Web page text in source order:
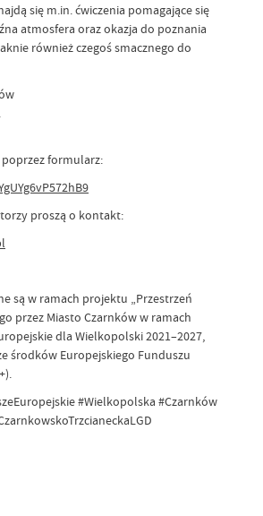
się m.in. ćwiczenia pomagające się
atmosfera oraz okazja do poznania
również czegoś smacznego do
formularz:
proszą o kontakt:
są w ramach projektu „Przestrzeń
przez Miasto Czarnków w ramach
dla Wielkopolski 2021–2027,
środków Europejskiego Funduszu
#Wielkopolska #Czarnków